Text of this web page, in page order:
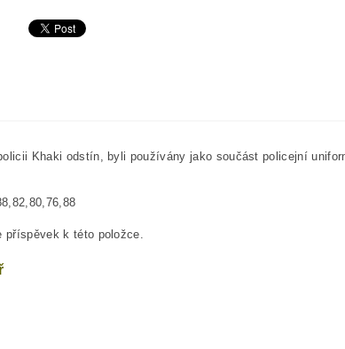
Khaki odstín, byli používány jako součást policejní
příspěvek k této položce.